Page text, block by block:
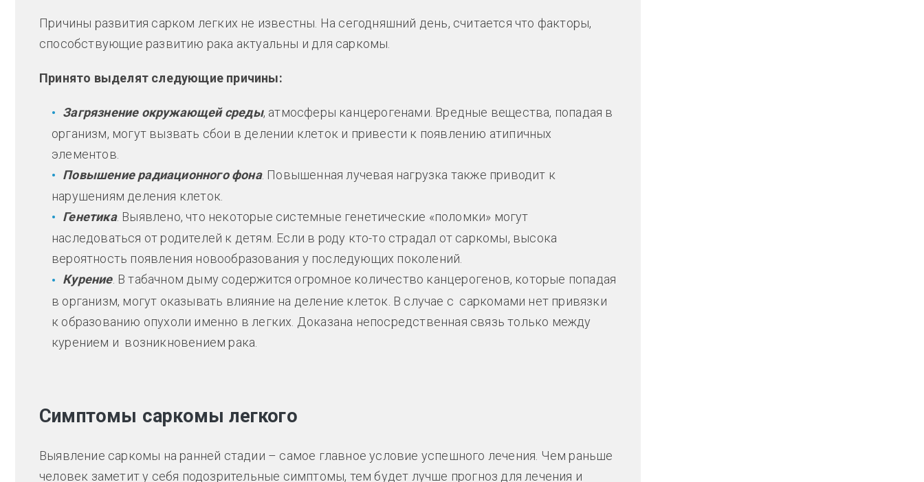
Причины развития сарком легких не известны. На сегодняшний день, считается что факторы,
способствующие развитию рака актуальны и для саркомы.
Принято выделят следующие причины:
Загрязнение окружающей среды, атмосферы канцерогенами. Вредные вещества, попадая в
организм, могут вызвать сбои в делении клеток и привести к появлению атипичных
элементов.
Повышение радиационного фона. Повышенная лучевая нагрузка также приводит к
нарушениям деления клеток.
Генетика. Выявлено, что некоторые системные генетические «поломки» могут
наследоваться от родителей к детям. Если в роду кто-то страдал от саркомы, высока
вероятность появления новообразования у последующих поколений.
Курение. В табачном дыму содержится огромное количество канцерогенов, которые попадая
в организм, могут оказывать влияние на деление клеток. В случае с саркомами нет привязки
к образованию опухоли именно в легких. Доказана непосредственная связь только между
курением и возникновением рака.
Симптомы саркомы легкого
Выявление саркомы на ранней стадии – самое главное условие успешного лечения. Чем раньше
человек заметит у себя подозрительные симптомы, тем будет лучше прогноз для лечения и